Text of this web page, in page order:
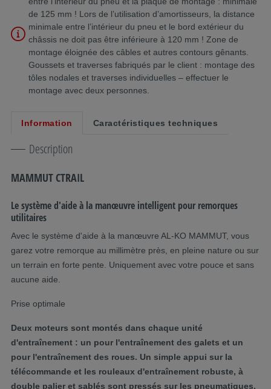
de 125 mm ! Lors de l’utilisation d’amortisseurs, la distance
minimale entre l’intérieur du pneu et le bord extérieur du
châssis ne doit pas être inférieure à 120 mm ! Zone de
montage éloignée des câbles et autres contours gênants.
Goussets et traverses fabriqués par le client : montage des
tôles nodales et traverses individuelles – effectuer le
montage avec deux personnes.
Information Caractéristiques techniques
Description
MAMMUT CTRAIL
Le système d'aide à la manœuvre intelligent pour remorques
utilitaires
Avec le système d'aide à la manœuvre AL-KO MAMMUT, vous
garez votre remorque au millimètre près, en pleine nature ou sur
un terrain en forte pente. Uniquement avec votre pouce et sans
aucune aide.
Prise optimale
Deux moteurs sont montés dans chaque unité
d'entraînement : un pour l'entraînement des galets et un
pour l'entraînement des roues. Un simple appui sur la
télécommande et les rouleaux d'entraînement robuste, à
double palier et sablés sont pressés sur les pneumatiques.